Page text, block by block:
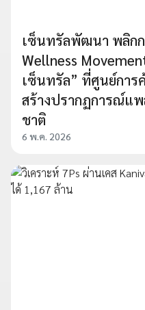
เซ็นทรัลพัฒนา พลิก
Wellness
เซ็นทรัล” ที่ศูนย์การ
สร้างปรากฏการณ์แ
ชาติ
6 พ.ค. 2026